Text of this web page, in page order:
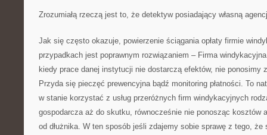
Zrozumiałą rzeczą jest to, że detektyw posiadający własną
Jak się często okazuje, powierzenie ściągania opłaty firmie
przypadkach jest poprawnym rozwiązaniem – Firma
kiedy prace danej instytucji nie dostarczą efektów, nie ponosimy
Przyda się pieczęć prewencyjna bądź monitoring płatności. To
w stanie korzystać z usług przeróżnych firm windykacyjnych
gospodarcza aż do skutku, równocześnie nie ponosząc kosztów
od dłużnika. W ten sposób jeśli zdajemy sobie sprawę z tego, że